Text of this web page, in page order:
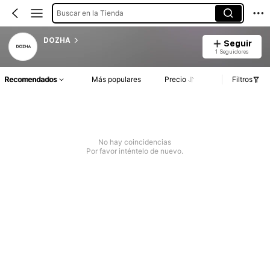
Buscar en la Tienda
DOZHA Seguir
1 Seguidores
Recomendados Más populares Precio Filtros
No hay coincidencias
Por favor inténtelo de nuevo.